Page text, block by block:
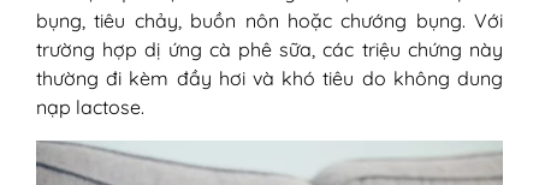
bụng, tiêu chảy, buồn nôn hoặc chướng bụng. Với
trường hợp dị ứng cà phê sữa, các triệu chứng này
thường đi kèm đầy hơi và khó tiêu do không dung
nạp lactose.